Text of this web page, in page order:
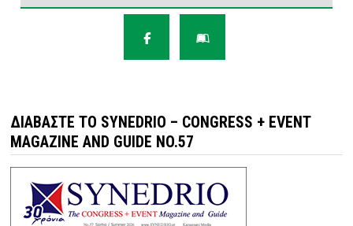
ΔΙΑΒΆΣΤΕ ΤΟ SYNEDRIO – CONGRESS + EVENT
MAGAZINE AND GUIDE NO.57